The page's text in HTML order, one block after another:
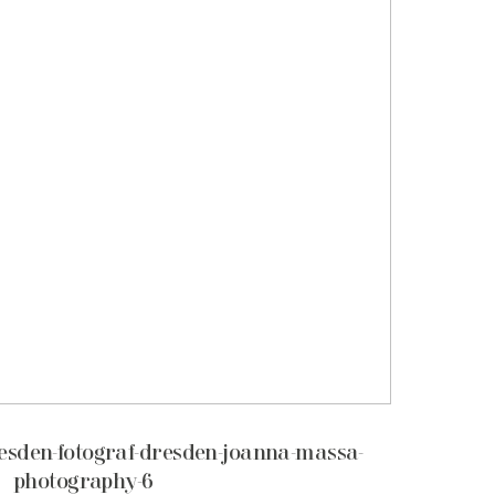
fotograf-dresden-joanna-massa-
photography-6